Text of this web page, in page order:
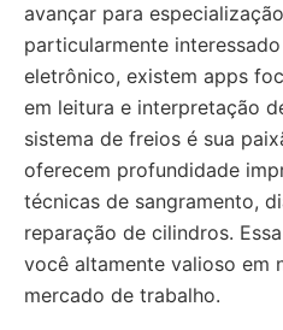
avançar para
particularmente
eletrônico, existem apps
em leitura e interpretação
sistema de freios é sua
oferecem profundidade
técnicas de sangramento,
reparação de cilindros.
você altamente valioso em
mercado de trabalho.